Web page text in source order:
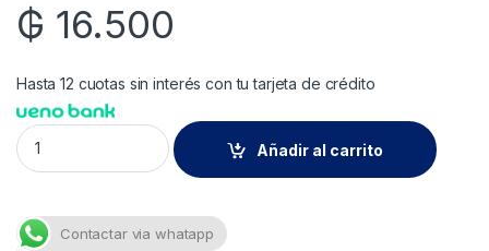
₲ 16.500
Hasta 12 cuotas sin interés con tu tarjeta de crédito
Mini Rollo Vinilo Adhesivo Colores 30cmx5m quantity
Añadir al carrito
Contactar via whatapp